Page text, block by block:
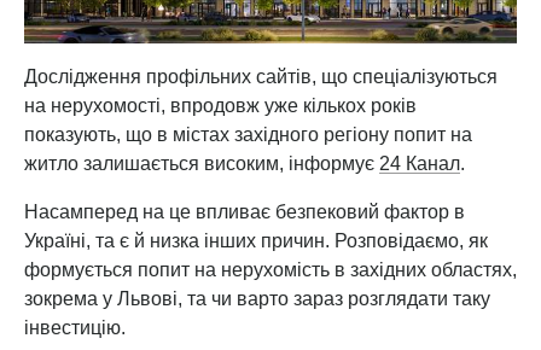
Дослідження профільних сайтів, що спеціалізуються
на нерухомості, впродовж уже кількох років
показують, що в містах західного регіону попит на
житло залишається високим, інформує 24 Канал.
Насамперед на це впливає безпековий фактор в
Україні, та є й низка інших причин. Розповідаємо, як
формується попит на нерухомість в західних областях,
зокрема у Львові, та чи варто зараз розглядати таку
інвестицію.